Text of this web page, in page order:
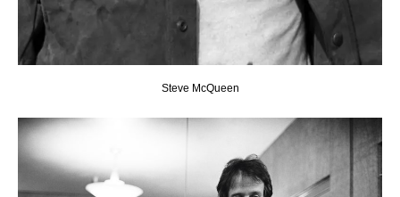
Steve McQueen